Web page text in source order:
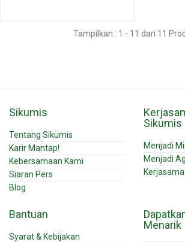
Tampilkan : 1 - 11 dari 11
Sikumis
Tentang Sikumis
Karir Mantap!
Kebersamaan Kami
Siaran Pers
Blog
Sikumis
Menjadi
Menjadi
Bantuan
Syarat & Kebijakan
Menarik